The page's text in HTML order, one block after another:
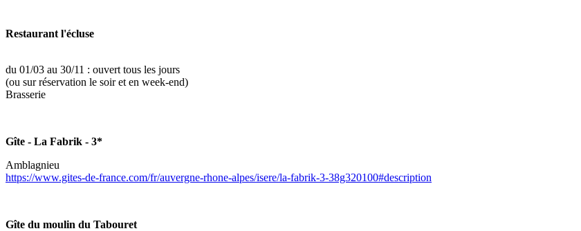
Restaurant l'écluse
du 01/03 au 30/11 : ouvert tous les jours
(ou sur réservation le soir et en week-end)
Brasserie
Gîte - La Fabrik - 3*
Amblagnieu
https://www.gites-de-france.com/fr/auvergne-rhone-alpes/isere/la-fabrik-3-38g320100#description
Gîte du moulin du Tabouret